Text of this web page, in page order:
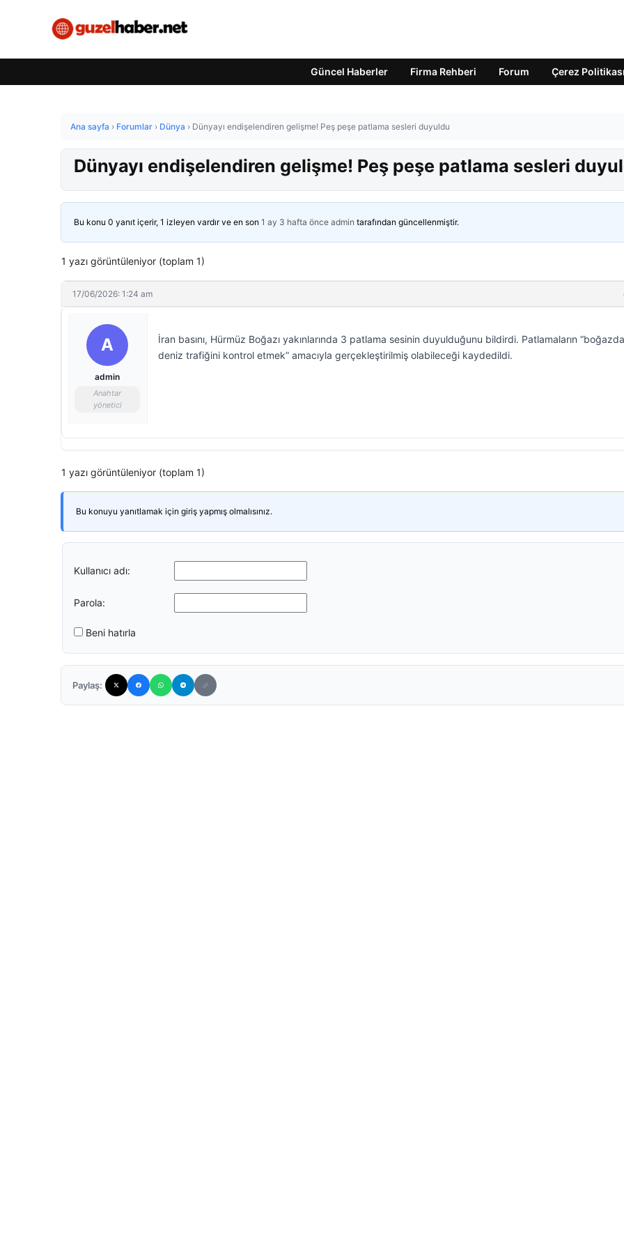
Güncel Haberler Firma Rehberi Forum Çerez Politikası
Ana sayfa › Forumlar › Dünya › Dünyayı endişelendiren gelişme! Peş peşe patlama sesleri duyuldu
Dünyayı endişelendiren gelişme! Peş peşe patlama sesleri
Bu konu 0 yanıt içerir, 1 izleyen vardır ve en son 1 ay 3 hafta önce admin tarafından güncellenmiştir.
1 yazı görüntüleniyor (toplam 1)
17/06/2026: 1:24 am
A
admin
Anahtar
yönetici
İran basını, Hürmüz Boğazı yakınlarında 3 patlama sesinin duyulduğunu bildirdi. Patlamaların
deniz trafiğini kontrol etmek” amacıyla gerçekleştirilmiş olabileceği kaydedildi.
1 yazı görüntüleniyor (toplam 1)
Bu konuyu yanıtlamak için giriş yapmış olmalısınız.
Kullanıcı adı:
Parola:
Beni hatırla
Paylaş: